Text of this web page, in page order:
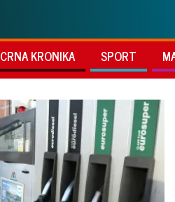
CRNA KRONIKA SPORT